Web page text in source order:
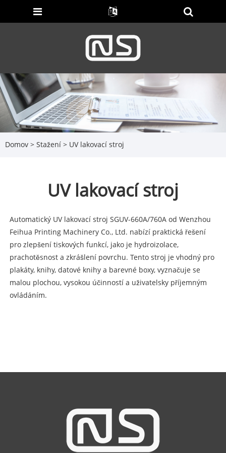
Domov > Stažení > UV lakovací stroj
UV lakovací stroj
Automatický UV lakovací stroj SGUV-660A/760A od Wenzhou
Feihua Printing Machinery Co., Ltd. nabízí praktická řešení
pro zlepšení tiskových funkcí, jako je hydroizolace,
prachotěsnost a zkrášlení povrchu. Tento stroj je vhodný pro
plakáty, knihy, datové knihy a barevné boxy, vyznačuje se
malou plochou, vysokou účinností a uživatelsky příjemným
ovládáním.